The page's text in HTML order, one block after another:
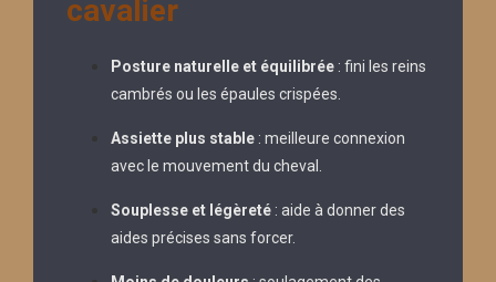
cavalier
Posture naturelle et équilibrée : fini les reins
cambrés ou les épaules crispées.
Assiette plus stable : meilleure connexion
avec le mouvement du cheval.
Souplesse et légèreté : aide à donner des
aides précises sans forcer.